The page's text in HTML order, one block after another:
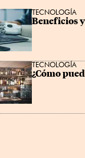
TECNOLOGÍA
Beneficios
TECNOLOGÍA
¿Cómo